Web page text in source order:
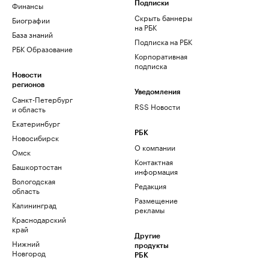
Финансы
Биографии
База знаний
РБК Образование
Новости
регионов
Санкт-Петербург
и область
Екатеринбург
Новосибирск
Омск
Башкортостан
Вологодская
область
Калининград
Краснодарский
край
Нижний
Новгород
Подписки
Скрыть баннеры
на РБК
Подписка на РБК
Корпоративная
подписка
Уведомления
RSS Новости
РБК
О компании
Контактная
информация
Редакция
Размещение
рекламы
Другие
продукты
РБК